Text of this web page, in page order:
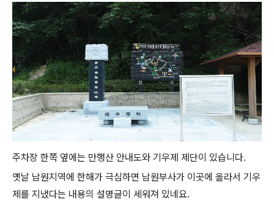
주차장 한쪽 옆에는 만행산 안내도와 기우제 제단이 있습니다.
옛날 남원지역에 한해가 극심하면 남원부사가 이곳에 올라서 기우
제를 지냈다는 내용의 설명글이 세워져 있네요.